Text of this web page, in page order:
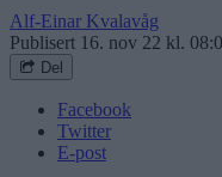
Alf-Einar Kvalavåg
Publisert 16. nov 22 kl.
Del
Facebook
Twitter
E-post